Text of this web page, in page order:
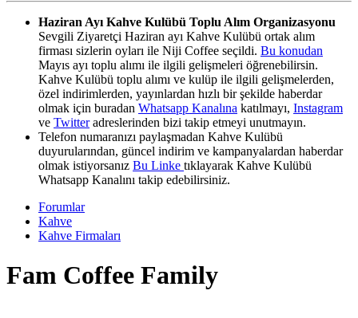
Haziran Ayı Kahve Kulübü Toplu Alım Organizasyonu
Sevgili Ziyaretçi Haziran ayı Kahve Kulübü ortak alım
firması sizlerin oyları ile Niji Coffee seçildi. Bu konudan
Mayıs ayı toplu alımı ile ilgili gelişmeleri öğrenebilirsin.
Kahve Kulübü toplu alımı ve kulüp ile ilgili gelişmelerden,
özel indirimlerden, yayınlardan hızlı bir şekilde haberdar
olmak için buradan Whatsapp Kanalına katılmayı, Instagram
ve Twitteradreslerinden bizi takip etmeyi unutmayın.
Telefon numaranızı paylaşmadan Kahve Kulübü
duyurularından, güncel indirim ve kampanyalardan haberdar
olmak istiyorsanız Bu Linke tıklayarak Kahve Kulübü
Whatsapp Kanalını takip edebilirsiniz.
Forumlar
Kahve
Kahve Firmaları
Fam Coffee Family